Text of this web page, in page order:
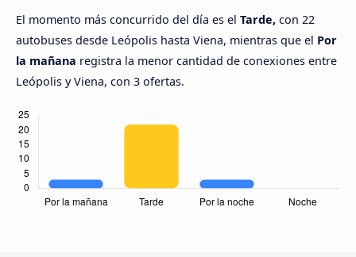
El momento más concurrido del día es el Tarde, con 22
autobuses desde Leópolis hasta Viena, mientras que el Por
la mañana registra la menor cantidad de conexiones entre
Leópolis y Viena, con 3 ofertas.